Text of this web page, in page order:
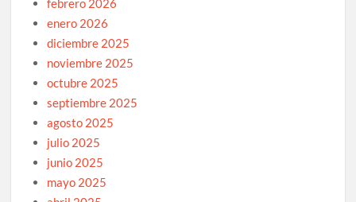
febrero 2026
enero 2026
diciembre 2025
noviembre 2025
octubre 2025
septiembre 2025
agosto 2025
julio 2025
junio 2025
mayo 2025